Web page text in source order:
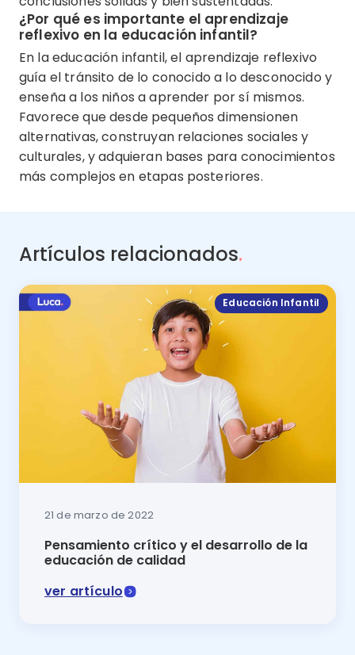
¿Por qué es importante el aprendizaje
reflexivo en la educación infantil?
En la educación infantil, el aprendizaje reflexivo
guía el tránsito de lo conocido a lo desconocido y
enseña a los niños a aprender por sí mismos.
Favorece que desde pequeños dimensionen
alternativas, construyan relaciones sociales y
culturales, y adquieran bases para conocimientos
más complejos en etapas posteriores.
Artículos relacionados.
Educación Infantil
21 de marzo de 2022
Pensamiento crítico y el desarrollo de la
educación de calidad
ver artículo